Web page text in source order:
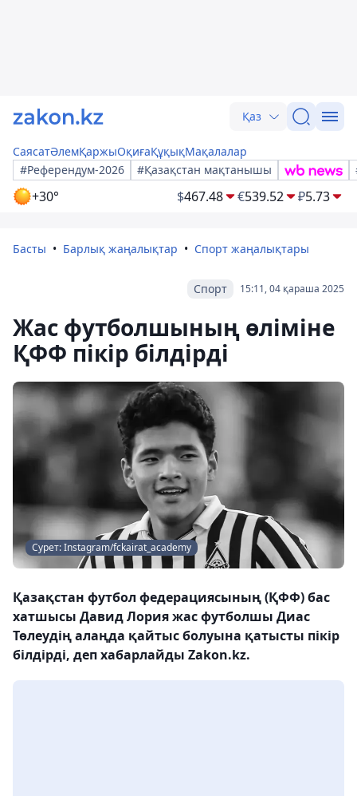
Қаз
СаясатӘлемҚаржыОқиғаҚұқықМақалалар
#Референдум-2026
#Қазақстан мақтанышы
+30° $467.48 €539.52 ₽5.73
Басты Барлық жаңалықтар Спорт жаңалықтары
15:11, 04 қараша 2025
Спорт
Жас футболшының өліміне
ҚФФ пікір білдірді
Сурет: Instagram/fckairat_academy
Қазақстан футбол федерациясының (ҚФФ) бас
хатшысы Давид Лория жас футболшы Диас
Төлеудің алаңда қайтыс болуына қатысты пікір
білдірді, деп хабарлайды Zakon.kz.